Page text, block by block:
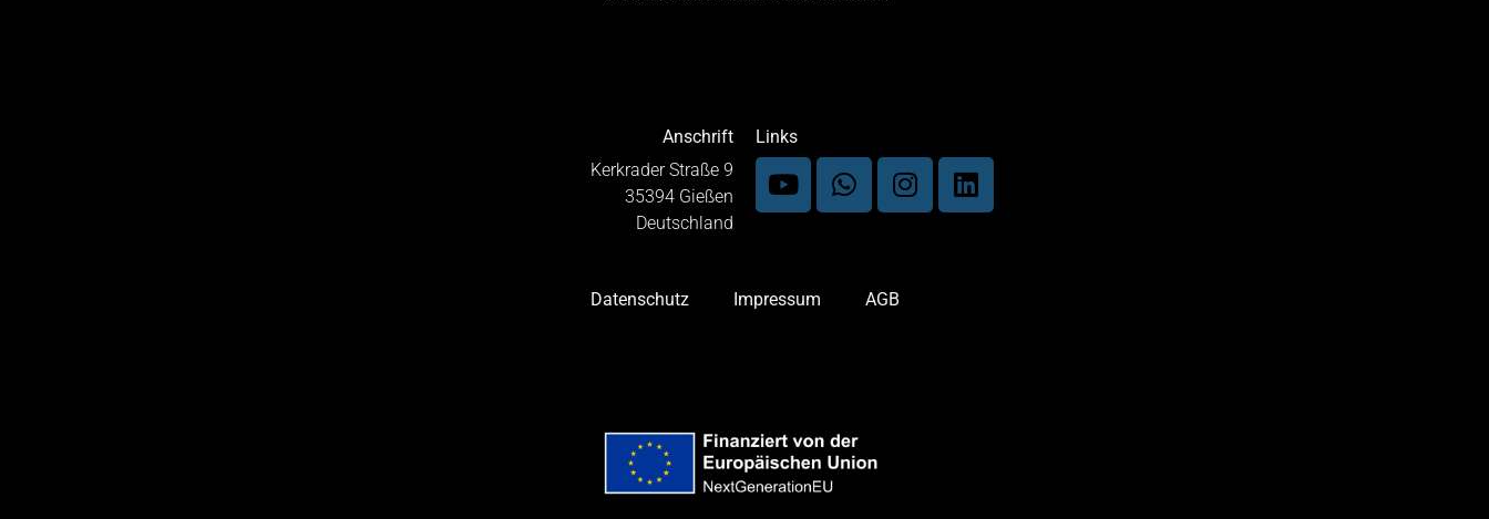
Anschrift
Kerkrader Straße 9
35394 Gießen
Deutschland
Links
Datenschutz Impressum AGB